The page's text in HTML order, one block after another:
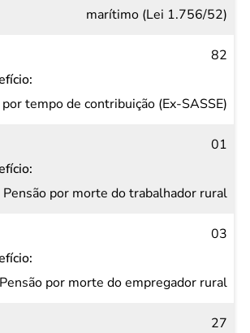
marítimo (Lei 1.756/52)
82
tempo de contribuição (Ex-SASSE)
01
Pensão por morte do trabalhador rural
03
Pensão por morte do empregador rural
27